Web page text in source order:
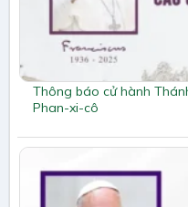
Thông báo cử hành
Phan-xi-cô